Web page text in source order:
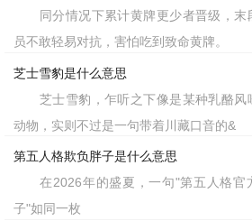
的“辣眼睛”“变态的评价”
合群，被当作怪胎，也不
独白，精准击中了当代
拒绝内耗的心理。在日本
下，这甚至被解读为一种
罪”的霸凌现象的反抗。
同分情况下累计黄牌更少者晋级，末
员不敢轻易对抗，害怕吃到致命黄牌。
芝士雪豹是什么意思
芝士雪豹，乍听之下像是某种乳酪风
动物，实则不过是一句带着川藏口音的&
第五人格欺负胖子是什么意思
在2026年的盛夏，一句"第五人格官
子"如同一枚